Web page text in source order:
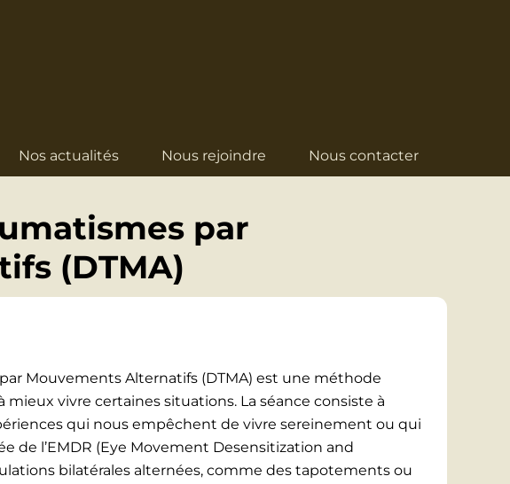
Nos actualités Nous rejoindre Nous contacter
par
(DTMA)
Mouvements Alternatifs (DTMA) est une méthode
vivre certaines situations. La séance consiste à
qui nous empêchent de vivre sereinement ou qui
de l’EMDR (Eye Movement Desensitization and
bilatérales alternées, comme des tapotements ou